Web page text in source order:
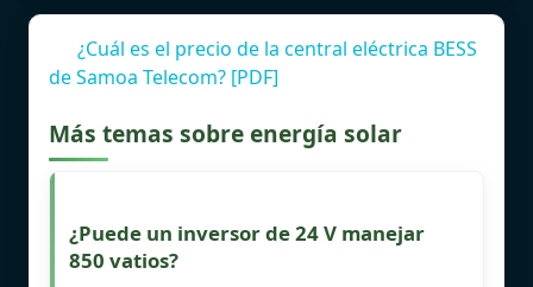
¿Cuál es el precio de la central eléctrica BESS
de Samoa Telecom? [PDF]
Más temas sobre energía solar
¿Puede un inversor de 24 V manejar
850 vatios?